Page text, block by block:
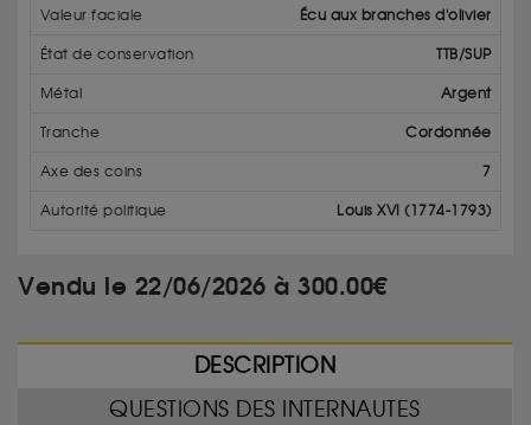
Valeur faciale Écu aux branches d'olivier
État de conservation TTB/SUP
Métal Argent
Tranche Cordonnée
Axe des coins 7
Autorité politique Louis XVI (1774-1793)
Vendu le 22/06/2026 à 300.00€
DESCRIPTION
QUESTIONS DES INTERNAUTES